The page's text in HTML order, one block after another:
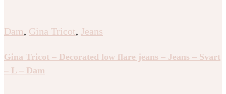
Dam, Gina Tricot, Jeans
Gina Tricot – Decorated low flare jeans – Jeans – Svart
– L – Dam